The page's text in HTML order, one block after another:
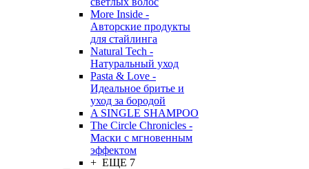
More Inside -
Авторские продукты
для стайлинга
Natural Tech -
Натуральный уход
Pasta & Love -
Идеальное бритье и
уход за бородой
A SINGLE SHAMPOO
The Circle Chronicles -
Маски с мгновенным
эффектом
+ ЕЩЕ 7